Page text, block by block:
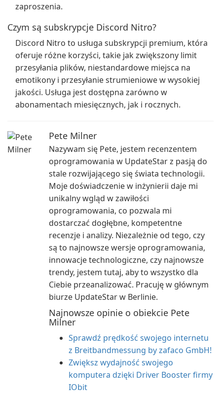
zaproszenia.
Czym są subskrypcje Discord Nitro?
Discord Nitro to usługa subskrypcji premium, która
oferuje różne korzyści, takie jak zwiększony limit
przesyłania plików, niestandardowe miejsca na
emotikony i przesyłanie strumieniowe w wysokiej
jakości. Usługa jest dostępna zarówno w
abonamentach miesięcznych, jak i rocznych.
Pete Milner
Nazywam się Pete, jestem recenzentem
oprogramowania w UpdateStar z pasją do
stale rozwijającego się świata technologii.
Moje doświadczenie w inżynierii daje mi
unikalny wgląd w zawiłości
oprogramowania, co pozwala mi
dostarczać dogłębne, kompetentne
recenzje i analizy. Niezależnie od tego, czy
są to najnowsze wersje oprogramowania,
innowacje technologiczne, czy najnowsze
trendy, jestem tutaj, aby to wszystko dla
Ciebie przeanalizować. Pracuję w głównym
biurze UpdateStar w Berlinie.
Najnowsze opinie o obiekcie Pete
Milner
Sprawdź prędkość swojego internetu
z Breitbandmessung by zafaco GmbH!
Zwiększ wydajność swojego
komputera dzięki Driver Booster firmy
IObit